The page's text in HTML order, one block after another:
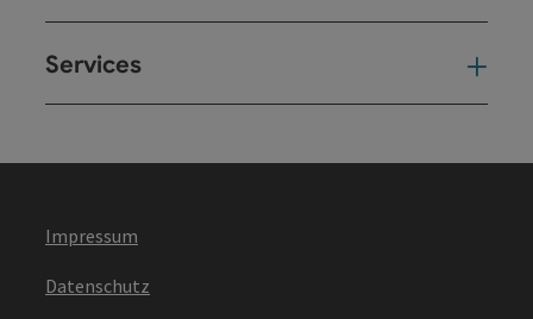
Services
Impressum
Datenschutz